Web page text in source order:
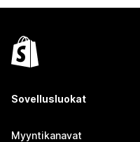
Sovellusluokat
Myyntikanavat